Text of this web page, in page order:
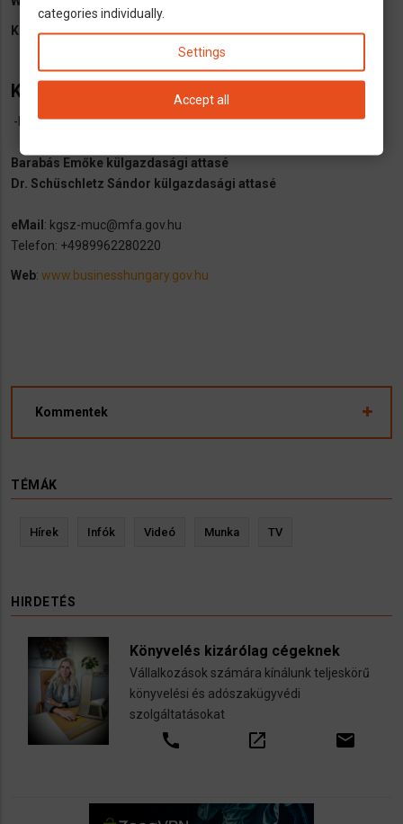
Konzuli ügyek:munchen.mfa.gov.hu/page/konzuli-uegyek
Külgazdasági Attasék
-kizárólag külgazdasági ügyekben -
Barabás Emőke külgazdasági attasé
Dr. Schüschletz Sándor külgazdasági attasé
eMail: kgsz-muc@mfa.gov.hu
Telefon: +4989962280220
Web: www.businesshungary.gov.hu
Kommentek
TÉMÁK
Hírek Infók Videó Munka TV
HIRDETÉS
Könyvelés kizárólag cégeknek
Vállalkozások számára kínálunk teljeskörű
könyvelési és adószakügyvédi
szolgáltatásokat
call open_in_new email
categories individually.
Settings
Accept all